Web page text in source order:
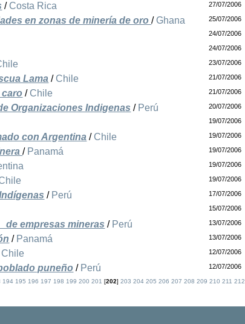
/ Costa Rica 27/07/2006
en zonas de minería de oro/ Ghana 25/07/2006
24/07/2006
24/07/2006
23/07/2006
Lama / Chile 21/07/2006
caro / Chile 21/07/2006
Organizaciones Indigenas / Perú 20/07/2006
19/07/2006
con Argentina / Chile 19/07/2006
/ Panamá 19/07/2006
19/07/2006
19/07/2006
/ Perú 17/07/2006
15/07/2006
de empresas mineras / Perú 13/07/2006
/ Panamá 13/07/2006
Chile 12/07/2006
puneño / Perú 12/07/2006
194 195 196 197 198 199 200 201 [202] 203 204 205 206 207 208 209 210 211 212